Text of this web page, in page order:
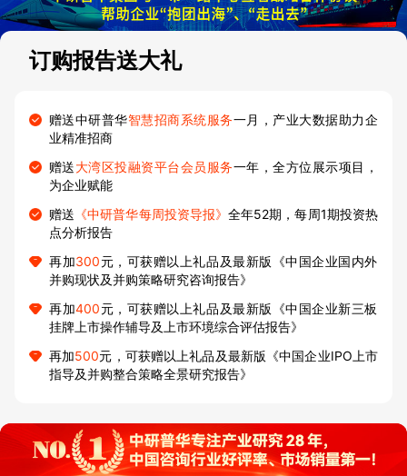
订购报告送大礼
赠送中研普华智慧招商系统服务一月，产业大数据助力企
业精准招商
赠送大湾区投融资平台会员服务一年，全方位展示项目，
为企业赋能
赠送 《中研普华每周投资导报》全年52期，每周1期投资热
点分析报告
再加300元，可获赠以上礼品及最新版《中国企业国内外
并购现状及并购策略研究咨询报告》
再加400元，可获赠以上礼品及最新版《中国企业新三板
挂牌上市操作辅导及上市环境综合评估报告》
再加500元，可获赠以上礼品及最新版《中国企业IPO上市
指导及并购整合策略全景研究报告》